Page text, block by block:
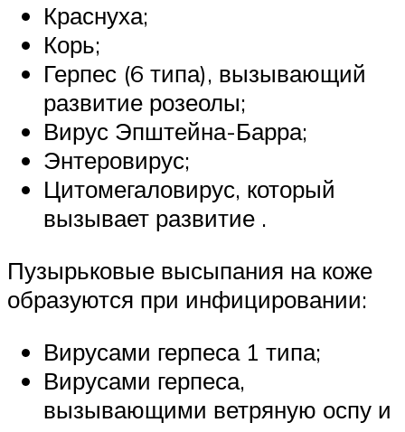
Краснуха;
Корь;
Герпес (6 типа), вызывающий
развитие розеолы;
Вирус Эпштейна-Барра;
Энтеровирус;
Цитомегаловирус, который
вызывает развитие .
Пузырьковые высыпания на коже
образуются при инфицировании:
Вирусами герпеса 1 типа;
Вирусами герпеса,
вызывающими ветряную оспу и